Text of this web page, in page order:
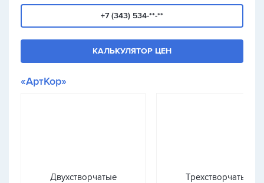
+7 (343) 534-**-**
КАЛЬКУЛЯТОР ЦЕН
«АртКор»
Двухстворчатые
Трехстворчатые